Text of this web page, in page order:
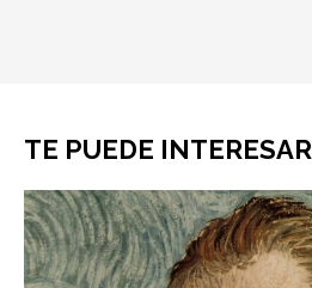
TE PUEDE INTERESAR